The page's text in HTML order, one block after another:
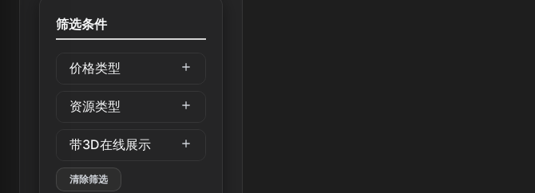
筛选条件
价格类型
资源类型
带3D在线展示
清除筛选